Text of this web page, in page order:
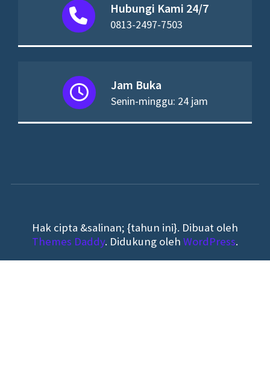
Hubungi Kami 24/7
0813-2497-7503
Jam Buka
Senin-minggu: 24 jam
Hak cipta &salinan; {tahun ini}. Dibuat oleh
Themes Daddy. Didukung oleh WordPress.